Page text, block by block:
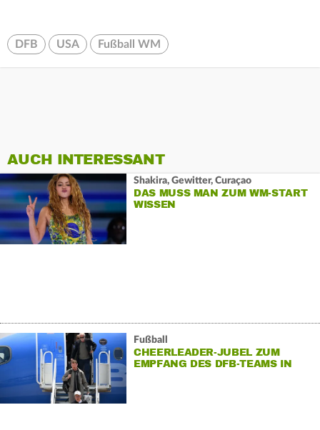
DFB USA Fußball WM
AUCH INTERESSANT
Shakira, Gewitter, Curaçao
DAS MUSS MAN ZUM WM-START
WISSEN
Fußball
CHEERLEADER-JUBEL ZUM
EMPFANG DES DFB-TEAMS IN